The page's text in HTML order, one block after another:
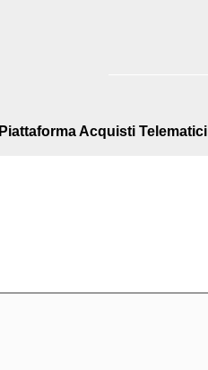
Piattaforma Acquisti Telematici